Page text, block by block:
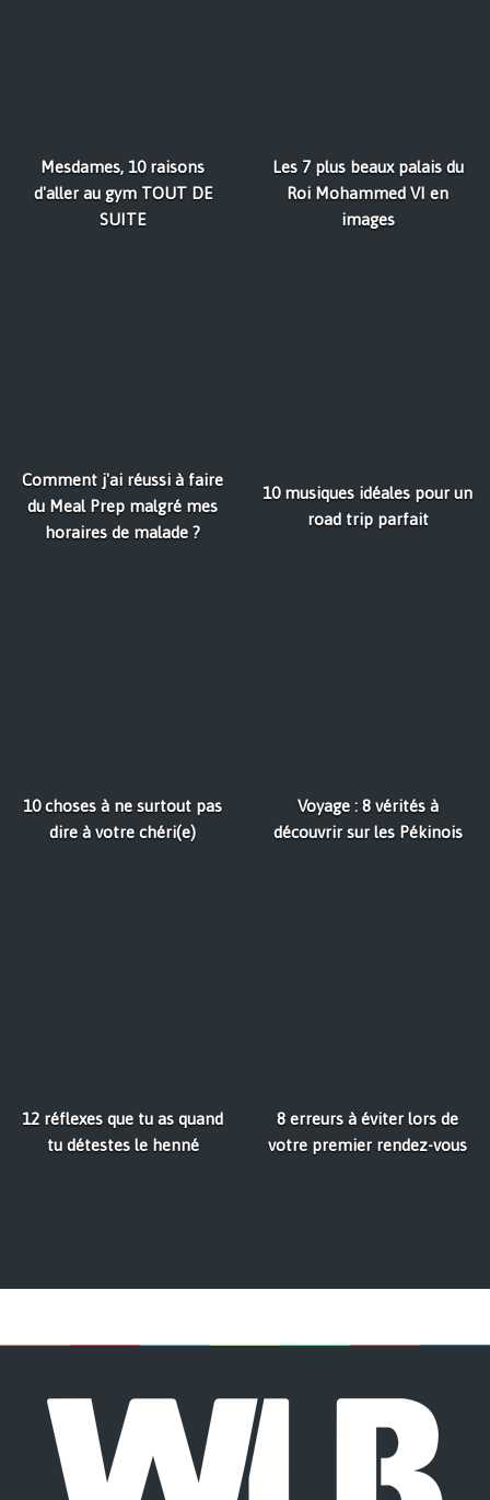
Mesdames, 10 raisons
d'aller au gym TOUT DE
SUITE
Les 7 plus beaux palais du
Roi Mohammed VI en
images
Comment j'ai réussi à faire
du Meal Prep malgré mes
horaires de malade ?
10 musiques idéales pour un
road trip parfait
10 choses à ne surtout pas
dire à votre chéri(e)
Voyage : 8 vérités à
découvrir sur les Pékinois
12 réflexes que tu as quand
tu détestes le henné
8 erreurs à éviter lors de
votre premier rendez-vous